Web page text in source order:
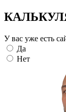
У вас уже есть
Да
Нет